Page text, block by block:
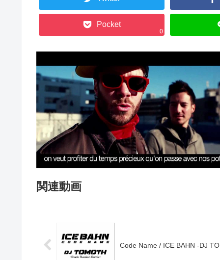
Pocket
0
関連動画
Code Name / ICE BAHN -DJ